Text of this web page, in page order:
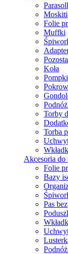
Folie
Muffki
Koła
Torby
Torba
Akcesoria
Folie
Bazy
Pas